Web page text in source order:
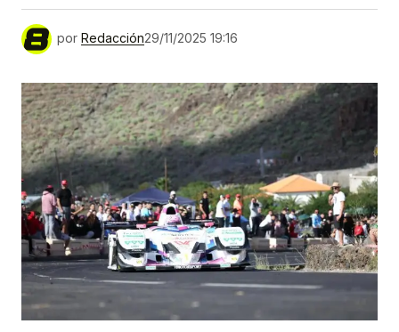
por Redacción29/11/2025 19:16